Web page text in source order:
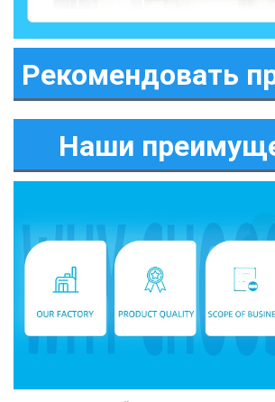
Рекомендовать
Наши